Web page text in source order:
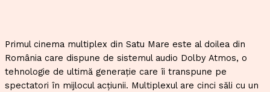
Primul cinema multiplex din Satu Mare este al doilea din
România care dispune de sistemul audio Dolby Atmos, o
tehnologie de ultimă generaţie care îi transpune pe
spectatori în mijlocul acţiunii. Multiplexul are cinci săli cu un